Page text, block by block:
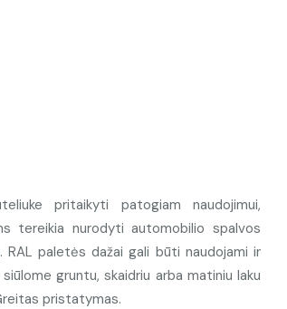
pritaikyti patogiam naudojimui,
tereikia nurodyti automobilio spalvos
RAL paletės dažai gali būti naudojami ir
gruntu, skaidriu arba matiniu laku
pristatymas.